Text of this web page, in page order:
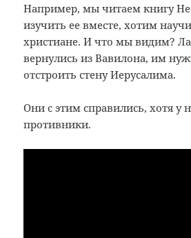
Например, мы читаем книгу
изучить ее вместе, хотим
христиане. И что мы видим?
вернулись из Вавилона, им
отстроить стену Иерусалима.
Они с этим справились, хотя у
противники.